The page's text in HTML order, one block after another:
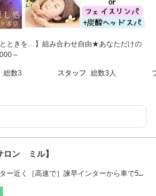
とときを…】組み合わせ自由★あなただけの
～
総数3 スタッフ 総数3人
ロン ミル】
ー近く［高速で］諫早インターから車で5